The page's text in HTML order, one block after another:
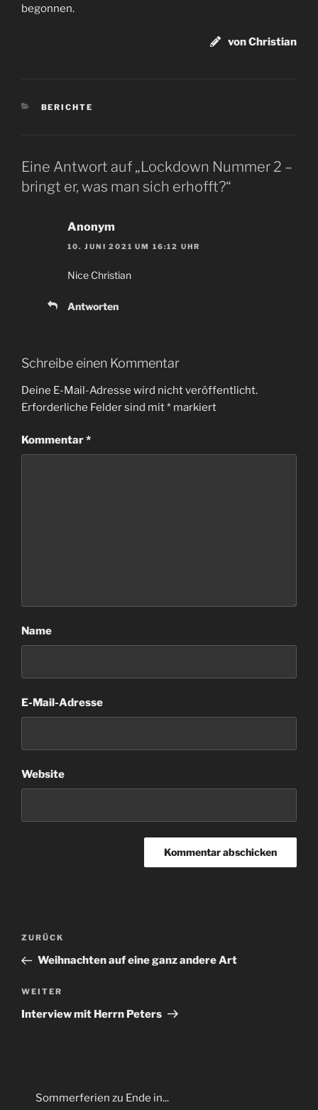
begonnen.
von Christian
KATEGORIEN
BERICHTE
Eine Antwort auf „Lockdown Nummer 2 –
bringt er, was man sich erhofft?“
Anonym
10. JUNI 2021 UM 16:12 UHR
Nice Christian
Antworten
Schreibe einen Kommentar
Deine E-Mail-Adresse wird nicht veröffentlicht.
Erforderliche Felder sind mit* markiert
Kommentar*
Name
E-Mail-Adresse
Website
Beitragsnavigation
Vorheriger
Beitrag
ZURÜCK
Weihnachten auf eine ganz andere Art
Nächster
Beitrag
WEITER
Interview mit Herrn Peters
Sommerferien zu Ende in...